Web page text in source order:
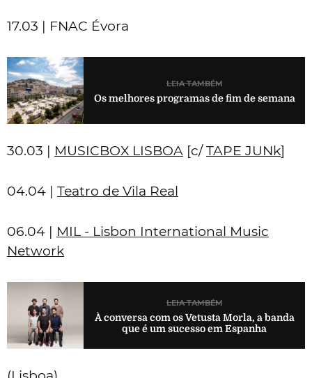
17.03 | FNAC Évora
LEIA TAMBÉM
Os melhores programas de fim de semana
30.03 | MUSICBOX LISBOA [c/TAPE JUNk]
04.04 | Teatro de Vila Real
06.04 | MIL - Lisbon International Music
Network
LEIA TAMBÉM
À conversa com os Vetusta Morla, a banda
que é um sucesso em Espanha